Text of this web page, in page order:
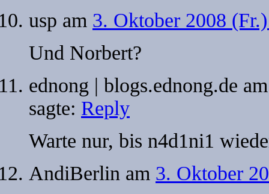
usp am 3. Oktober 2008
Und Norbert?
ednong | blogs.ednong.de
sagte: Reply
Warte nur, bis n4d1ni1
AndiBerlin am 3. Oktober